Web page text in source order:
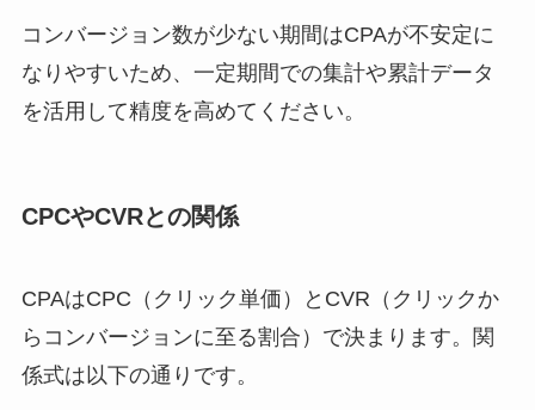
コンバージョン数が少ない期間はCPAが不安定に
なりやすいため、一定期間での集計や累計データ
を活用して精度を高めてください。
CPCやCVRとの関係
CPAはCPC（クリック単価）とCVR（クリックか
らコンバージョンに至る割合）で決まります。関
係式は以下の通りです。